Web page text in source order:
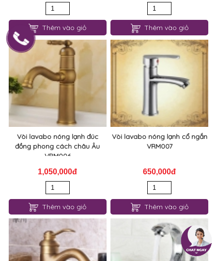
Thêm vào giỏ Thêm vào giỏ
Vòi lavabo nóng lạnh đúc
đồng phong cách châu Âu
VRM006
1,050,000đ
Thêm vào giỏ
Vòi lavabo nóng lạnh cổ ngắn
VRM007
650,000đ
Thêm vào giỏ